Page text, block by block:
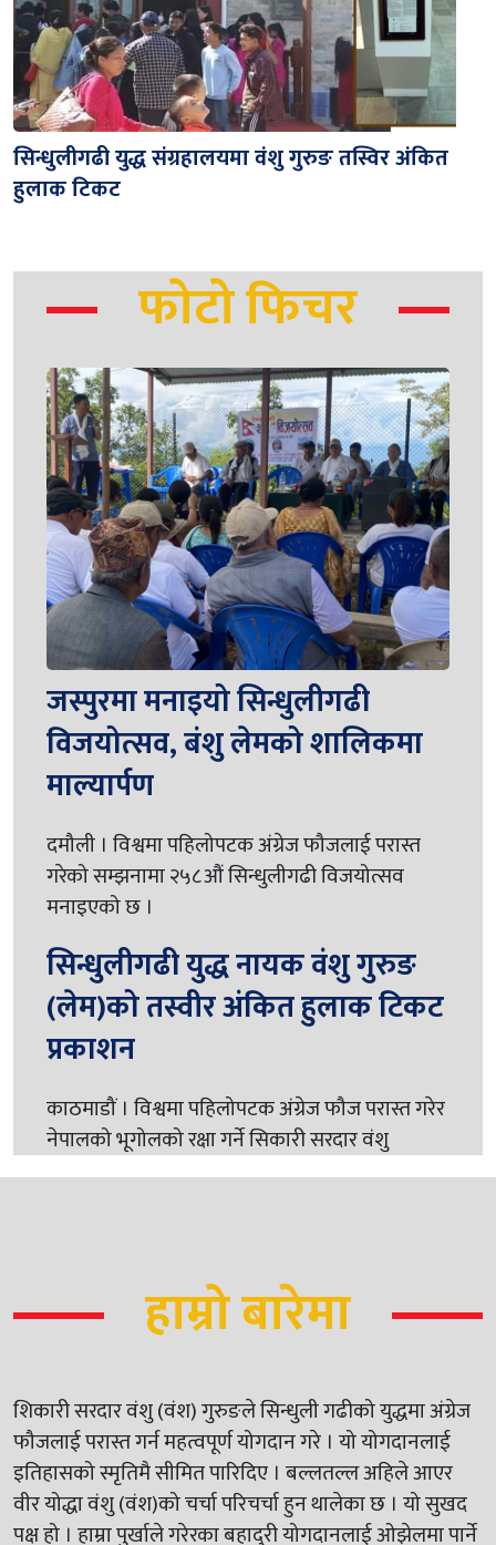
सिन्धुलीगढी युद्ध संग्रहालयमा वंशु गुरुङ तस्विर अंकित
हुलाक टिकट
फोटो फिचर
जस्पुरमा मनाइयो सिन्धुलीगढी
विजयोत्सव, बंशु लेमको शालिकमा
माल्यार्पण
दमौली । विश्वमा पहिलोपटक अंग्रेज फौजलाई परास्त
गरेको सम्झनामा २५८औं सिन्धुलीगढी विजयोत्सव
मनाइएको छ ।
सिन्धुलीगढी युद्ध नायक वंशु गुरुङ
(लेम)को तस्वीर अंकित हुलाक टिकट
प्रकाशन
काठमाडौं । विश्वमा पहिलोपटक अंग्रेज फौज परास्त गरेर
नेपालको भूगोलको रक्षा गर्ने सिकारी सरदार वंशु
हाम्रो बारेमा
शिकारी सरदार वंशु (वंश) गुरुङले सिन्धुली गढीको युद्धमा अंग्रेज
फौजलाई परास्त गर्न महत्वपूर्ण योगदान गरे । यो योगदानलाई
इतिहासको स्मृतिमै सीमित पारिदिए । बल्लतल्ल अहिले आएर
वीर योद्धा वंशु (वंश)को चर्चा परिचर्चा हुन थालेका छ । यो सुखद
पक्ष हो । हाम्रा पुर्खाले गरेरका बहादुरी योगदानलाई ओझेलमा पार्ने